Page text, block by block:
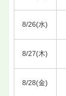
8/26(水)
8/27(木)
8/28(金)